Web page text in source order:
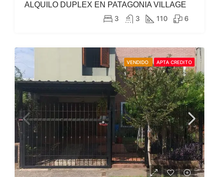
ALQUILO DUPLEX EN PATAGONIA VILLAGE
3
3 110 6
VENDIDO APTA CREDITO